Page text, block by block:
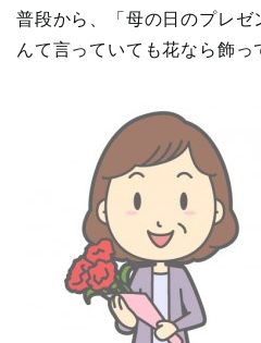
普段から、「母の日のプレゼ
んて言っていても花なら飾っ